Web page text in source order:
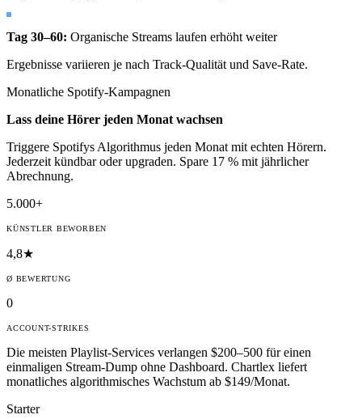
Tag 30–60: Organische Streams laufen erhöht weiter
Ergebnisse variieren je nach Track-Qualität und Save-Rate.
Monatliche Spotify-Kampagnen
Lass deine Hörer jeden Monat wachsen
Triggere Spotifys Algorithmus jeden Monat mit echten Hörern.
Jederzeit kündbar oder upgraden. Spare 17 % mit jährlicher
Abrechnung.
5.000+
KÜNSTLER BEWORBEN
4,8★
Ø BEWERTUNG
0
ACCOUNT-STRIKES
Die meisten Playlist-Services verlangen $200–500 für einen
einmaligen Stream-Dump ohne Dashboard. Chartlex liefert
monatliches algorithmisches Wachstum ab $149/Monat.
Starter